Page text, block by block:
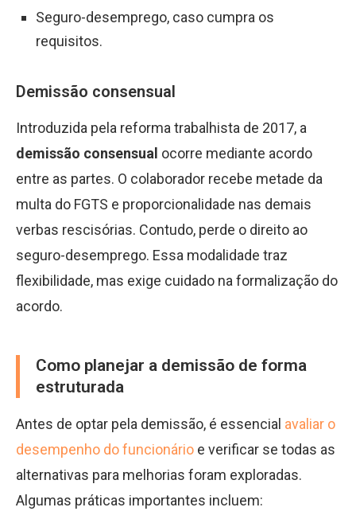
Seguro-desemprego, caso cumpra os
requisitos.
Demissão consensual
Introduzida pela reforma trabalhista de 2017, a
demissão consensual ocorre mediante acordo
entre as partes. O colaborador recebe metade da
multa do FGTS e proporcionalidade nas demais
verbas rescisórias. Contudo, perde o direito ao
seguro-desemprego. Essa modalidade traz
flexibilidade, mas exige cuidado na formalização do
acordo.
Como planejar a demissão de forma
estruturada
Antes de optar pela demissão, é essencial avaliar o
desempenho do funcionário e verificar se todas as
alternativas para melhorias foram exploradas.
Algumas práticas importantes incluem: